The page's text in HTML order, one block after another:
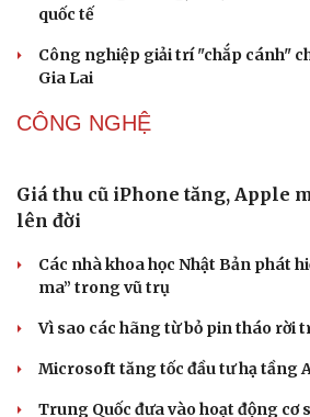
“Spider-Man: Brand New Day”
vé Mỹ
Phong slư - “thư tình” bằng dân ca
“Tiếp sức” cho công nghiệp văn
DU LỊCH
Thổ cẩm Chăm Mỹ Nghiệp: Từ
đến sản phẩm du lịch độc đáo
Vì sao lượng khách Philippines
trưởng vượt bậc?
Những hương vị đưa TP.HCM